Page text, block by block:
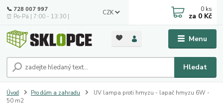
Menu
CZK
Hledat
📞 728 007 997
⏰ Po-Pá | 7:00 - 13:30 |
0 ks
za 0 Kč
Úvod Pro dům a zahradu
UV lampa proti hmyzu - lapač hmyzu 6W -
50 m2